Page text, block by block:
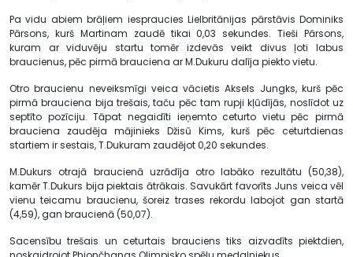
Pa vidu abiem brāļiem iespraucies Lielbritānijas pārstāvis Dominiks
Pārsons, kurš Martinam zaudē tikai 0,03 sekundes. Tieši Pārsons,
kuram ar viduvēju startu tomēr izdevās veikt divus ļoti labus
braucienus, pēc pirmā brauciena ar M.Dukuru dalīja piekto vietu.
Otro braucienu neveiksmīgi veica vācietis Aksels Jungks, kurš pēc
pirmā brauciena bija trešais, taču pēc tam rupji kļūdījās, noslīdot uz
septīto pozīciju. Tāpat negaidīti ieņemto ceturto vietu pēc pirmā
brauciena zaudēja mājinieks Džisū Kims, kurš pēc ceturtdienas
startiem ir sestais, T.Dukuram zaudējot 0,20 sekundes.
M.Dukurs otrajā braucienā uzrādīja otro labāko rezultātu (50,38),
kamēr T.Dukurs bija piektais ātrākais. Savukārt favorīts Juns veica vēl
vienu teicamu braucienu, šoreiz trases rekordu labojot gan startā
(4,59), gan braucienā (50,07).
Sacensību trešais un ceturtais brauciens tiks aizvadīts piektdien,